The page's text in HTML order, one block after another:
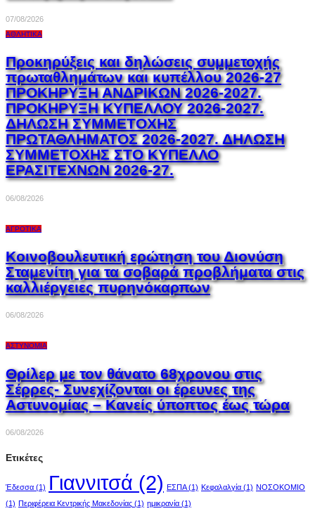
07/08/2026
ΑΘΛΗΤΙΚΆ
Προκηρύξεις και δηλώσεις συμμετοχής
πρωταθλημάτων και κυπέλλου 2026-27
ΠΡΟΚΗΡΥΞΗ ΑΝΔΡΙΚΩΝ 2026-2027.
ΠΡΟΚΗΡΥΞΗ ΚΥΠΕΛΛΟΥ 2026-2027.
ΔΗΛΩΣΗ ΣΥΜΜΕΤΟΧΗΣ
ΠΡΩΤΑΘΛΗΜΑΤΟΣ 2026-2027. ΔΗΛΩΣΗ
ΣΥΜΜΕΤΟΧΗΣ ΣΤΟ ΚΥΠΕΛΛΟ
ΕΡΑΣΙΤΕΧΝΩΝ 2026-27.
06/08/2026
ΑΓΡΟΤΙΚΆ
Κοινοβουλευτική ερώτηση του Διονύση
Σταμενίτη για τα σοβαρά προβλήματα στις
καλλιέργειες πυρηνόκαρπων
06/08/2026
ΑΣΤΥΝΟΜΊΑ
Θρίλερ με τον θάνατο 68χρονου στις
Σέρρες- Συνεχίζονται οι έρευνες της
Αστυνομίας – Κανείς ύποπτος έως τώρα
06/08/2026
Ετικέτες
Έδεσσα (1) Γιαννιτσά (2) ΕΣΠΑ(1) Κεφαλαλγία (1) ΝΟΣΟΚΟΜΙΟ
(1) Περιφέρεια Κεντρικής Μακεδονίας (1) ημικρανία (1)